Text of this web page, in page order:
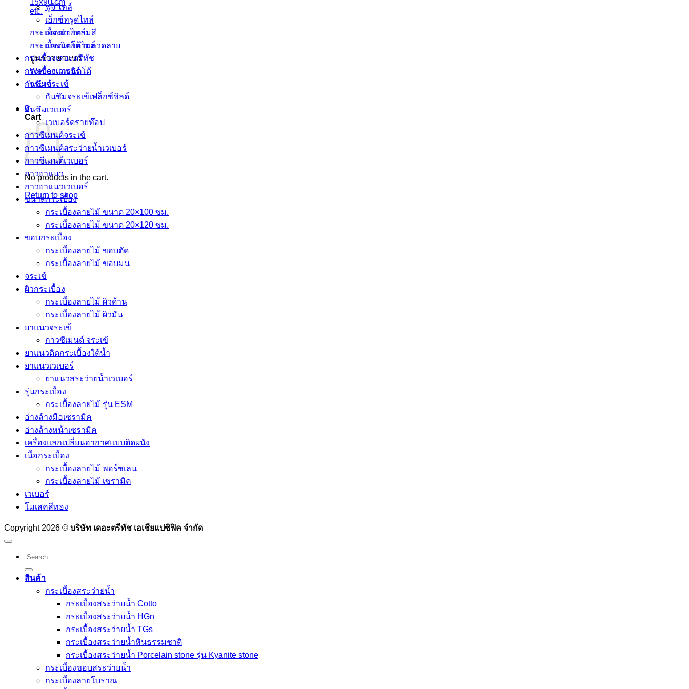
15x90 cm
etc.
กระเบื้องแยกตามสี
กระเบื้องแยกตามลวดลาย
ปูนกาว ยาแนว
Weber เวเบอร์
จระเข้
0
Cart
No products in the cart.
Return to shop
ฟูจิ ไทล์
เอ็กซ์ทรูดไทล์
เฮคซ่า ไทล์
แกรนิตโต้ไทล์
กระเบื้องเดอะตรีทัช
กระเบื้องแกรนิตโต้
กันซึมจระเข้
กันซึมจระเข้เฟล็กซ์ชิลด์
กันซึมเวเบอร์
เวเบอร์ดรายท๊อป
กาวซีเมนต์จระเข้
กาวซีเมนต์สระว่ายนํ้าเวเบอร์
กาวซีเมนต์เวเบอร์
กาวยาแนว
กาวยาแนวเวเบอร์
ขนาดกระเบื้อง
กระเบื้องลายไม้ ขนาด 20×100 ซม.
กระเบื้องลายไม้ ขนาด 20×120 ซม.
ขอบกระเบื้อง
กระเบื้องลายไม้ ขอบตัด
กระเบื้องลายไม้ ขอบมน
จระเข้
ผิวกระเบื้อง
กระเบื้องลายไม้ ผิวด้าน
กระเบื้องลายไม้ ผิวมัน
ยาแนวจระเข้
กาวซีเมนต์ จระเข้
ยาแนวติดกระเบื้องใต้น้ำ
ยาแนวเวเบอร์
ยาแนวสระว่ายน้ำเวเบอร์
รุ่นกระเบื้อง
กระเบื้องลายไม้ รุ่น ESM
อ่างล้างมือเซรามิค
อ่างล้างหน้าเซรามิค
เครื่องแลกเปลี่ยนอากาศแบบติดผนัง
เนื้อกระเบื้อง
กระเบื้องลายไม้ พอร์ซเลน
กระเบื้องลายไม้ เซรามิค
เวเบอร์
โมเสคสีทอง
Copyright 2026 © บริษัท เดอะตรีทัช เอเชียแปซิฟิค จำกัด
Search
for:
สินค้า
กระเบื้องสระว่ายนํ้า
กระเบื้องสระว่ายน้ำ Cotto
กระเบื้องสระว่ายน้ำ HGn
กระเบื้องสระว่ายน้ำ TGs
กระเบื้องสระว่ายน้ำหินธรรมชาติ
กระเบื้องสระว่ายนํ้า Porcelain stone รุ่น Kyanite stone
กระเบื้องขอบสระว่ายน้ำ
กระเบื้องลายโบราณ